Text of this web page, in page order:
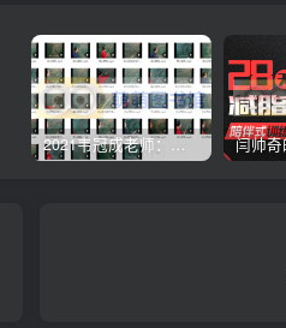
2021韦冠成老师：韦氏天星风水《秘传二十四山吉凶占断要法》 – 百度云盘 – 下载